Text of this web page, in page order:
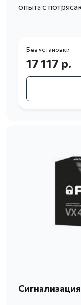
опыта с
Без установки
17 117 р.